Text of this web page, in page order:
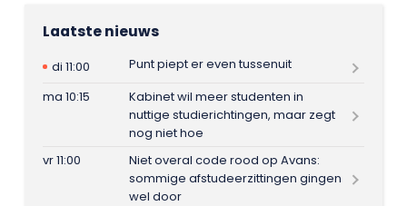
Laatste nieuws
di 11:00
Punt piept er even tussenuit
ma 10:15
Kabinet wil meer studenten in
nuttige studierichtingen, maar zegt
nog niet hoe
vr 11:00
Niet overal code rood op Avans:
sommige afstudeerzittingen gingen
wel door